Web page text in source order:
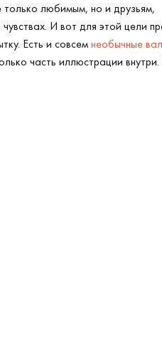
любимым, но и друзьям,
И вот для этой цели
Есть и совсемнеобычные
часть иллюстрации